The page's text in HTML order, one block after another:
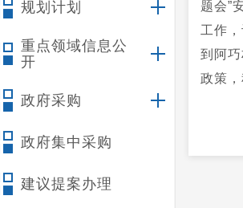
规划计划
重点领域信息公
开
政府采购
政府集中采购
建议提案办理
题会”
工作
到阿
政策